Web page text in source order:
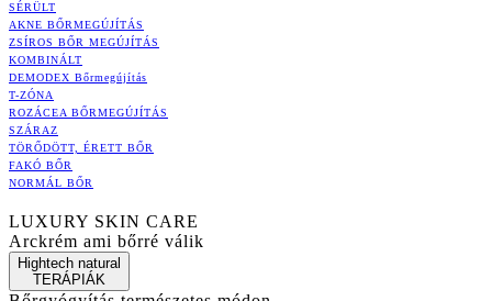
SÉRÜLT
AKNE BŐRMEGÚJÍTÁS
ZSÍROS BŐR MEGÚJÍTÁS
KOMBINÁLT
DEMODEX Bőrmegújítás
T-ZÓNA
ROZÁCEA BŐRMEGÚJÍTÁS
SZÁRAZ
TÖRŐDÖTT, ÉRETT BŐR
FAKÓ BŐR
NORMÁL BŐR
LUXURY SKIN CARE
Arckrém ami bőrré válik
Hightech natural
TERÁPIÁK